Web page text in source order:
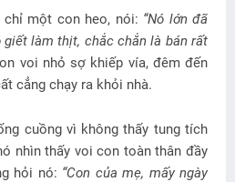
chỉ một con heo, nói: “Nó lớn đã
làm thịt, chắc chắn là bán rất
voi nhỏ sợ khiếp vía, đêm đến
cẳng chạy ra khỏi nhà.
cuồng vì không thấy tung tích
nhìn thấy voi con toàn thân đầy
hỏi nó: “Con của mẹ, mấy ngày